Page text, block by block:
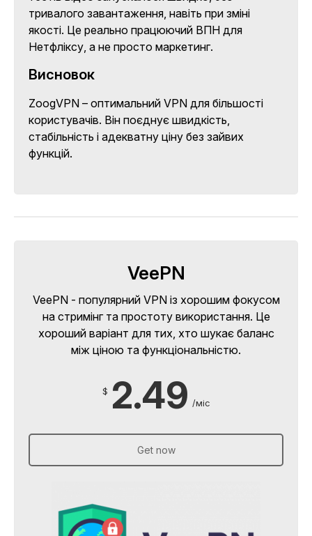
тривалого завантаження, навіть при зміні
якості. Це реально працюючий ВПН для
Нетфліксу , а не просто маркетинг.
Висновок
ZoogVPN – оптимальний VPN для більшості
користувачів. Він поєднує швидкість,
стабільність і адекватну ціну без зайвих
функцій.
VeePN
VeePN - популярний VPN із хорошим фокусом
на стримінг та простоту використання. Це
хороший варіант для тих, хто шукає баланс
між ціною та функціональністю.
$ 2.49 /міс
Get now